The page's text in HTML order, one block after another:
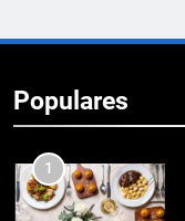
Populares
1